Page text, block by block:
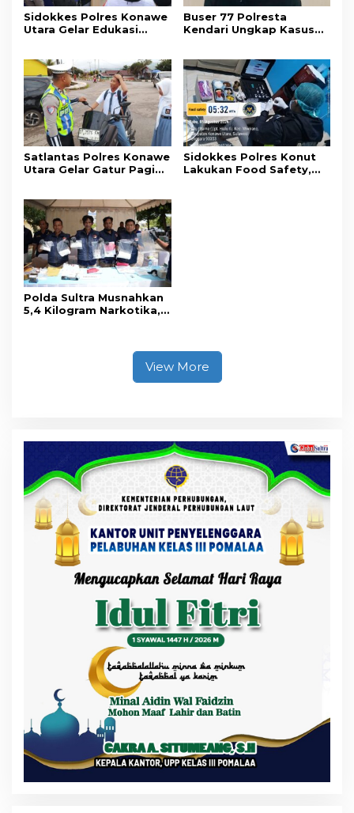
Sidokkes Polres Konawe
Utara Gelar Edukasi
Kesadaran Personel
akan Pentingnya Hidup
Sehat
Buser 77 Polresta
Kendari Ungkap Kasus
Diamankan
Satlantas Polres Konawe
Utara Gelar Gatur Pagi
Lantas dan Pelayanan
Masyarakat
Sidokkes Polres Konut
Lakukan Food Safety,
Polda Sultra Musnahkan
5,4 Kilogram Narkotika,
View More